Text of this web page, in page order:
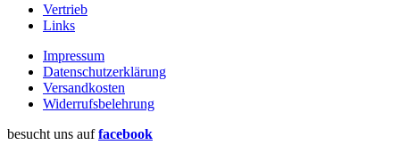
Vertrieb
Links
Impressum
Datenschutzerklärung
Versandkosten
Widerrufsbelehrung
besucht uns auffacebook